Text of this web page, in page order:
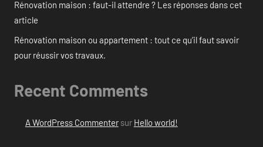
Rénovation maison : faut-il attendre ? Les réponses dans cet
article
Rénovation maison ou appartement : tout ce qu’il faut savoir
pour réussir vos travaux.
Recent Comments
A WordPress Commentersur Hello world!